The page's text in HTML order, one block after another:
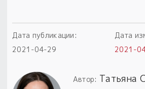
Оберег в подарок
к заказу от 3 тыс. руб.
Дата публикации:
2021-04-29
Дата
2021-
Автор: Татьяна